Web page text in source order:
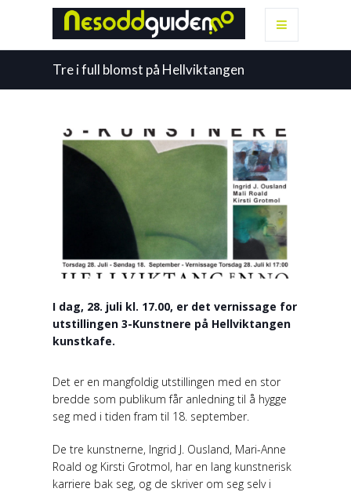
Tre i full blomst på Hellviktangen
I dag, 28. juli kl. 17.00, er det vernissage for
utstillingen 3-Kunstnere på Hellviktangen
kunstkafe.
Det er en mangfoldig utstillingen med en stor
bredde som publikum får anledning til å hygge
seg med i tiden fram til 18. september.
De tre kunstnerne, Ingrid J. Ousland, Mari-Anne
Roald og Kirsti Grotmol, har en lang kunstnerisk
karriere bak seg, og de skriver om seg selv i